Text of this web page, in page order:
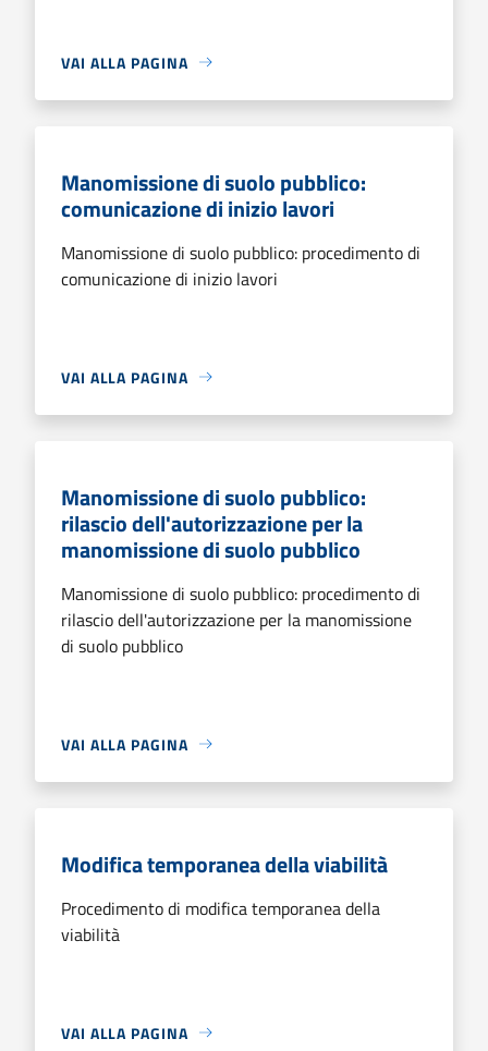
VAI ALLA PAGINA
Manomissione di suolo pubblico:
comunicazione di inizio lavori
Manomissione di suolo pubblico: procedimento di
comunicazione di inizio lavori
VAI ALLA PAGINA
Manomissione di suolo pubblico:
rilascio dell'autorizzazione per la
manomissione di suolo pubblico
Manomissione di suolo pubblico: procedimento di
rilascio dell'autorizzazione per la manomissione
di suolo pubblico
VAI ALLA PAGINA
Modifica temporanea della viabilità
Procedimento di modifica temporanea della
viabilità
VAI ALLA PAGINA